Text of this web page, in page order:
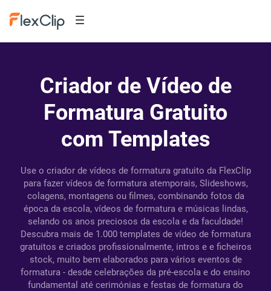
Criador de Vídeo de
Formatura Gratuito
com Templates
Use o criador de vídeos de formatura gratuito da FlexClip
para fazer vídeos de formatura atemporais, Slideshows,
colagens, montagens ou filmes, combinando fotos da
época da escola, vídeos de formatura e músicas lindas,
selando os anos preciosos da escola e da faculdade!
Descubra mais de 1.000 templates de vídeo de formatura
gratuitos e criados profissionalmente, intros e e ficheiros
stock, muito bem elaborados para vários eventos de
formatura - desde celebrações da pré-escola e do ensino
fundamental até cerimónias e festas de formatura do